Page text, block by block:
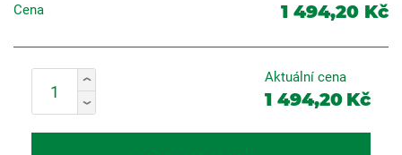
Cena 1 494,20 Kč
Aktuální cena
1 494,20 Kč